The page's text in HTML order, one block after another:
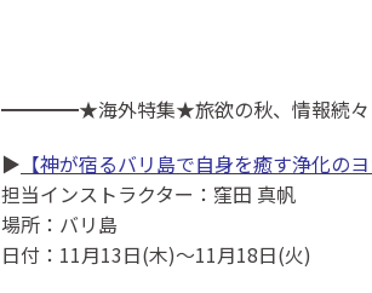
━━━━★海外特集★旅欲の秋、情報続
▶ 【神が宿るバリ島で自身を癒す浄化のヨ
担当インストラクター：窪田 真帆
場所：バリ島
日付：11月13日(木)～11月18日(火)